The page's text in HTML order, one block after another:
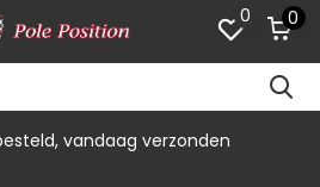
0 0
vandaag verzonden